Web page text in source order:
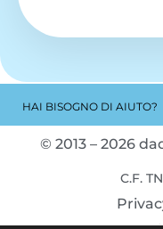
HAI BISOGNO DI AIUTO?
© 2013 – 2026
C.F.